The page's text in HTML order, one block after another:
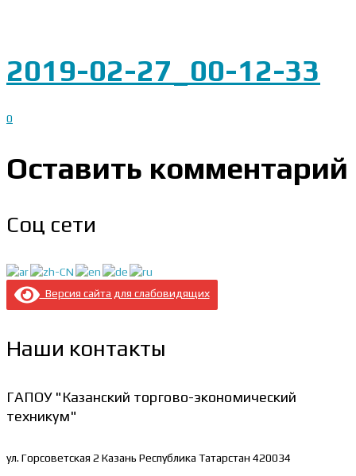
2019-02-27_00-12-33
0
Оставить комментарий
Соц сети
Версия сайта для слабовидящих
Наши контакты
ГАПОУ "Казанский торгово-экономический
техникум"
ул. Горсоветская 2 Казань Республика Татарстан 420034